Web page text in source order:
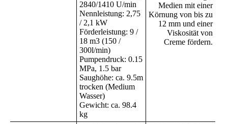
2840/1410 U/min
Nennleistung: 2,75
/ 2,1 kW
Förderleistung: 9 /
18 m3 (150 /
300l/min)
Pumpendruck: 0.15
MPa, 1.5 bar
Saughöhe: ca. 9.5m
trocken (Medium
Wasser)
Gewicht: ca. 98.4
kg
Medien mit einer
Körnung von bis zu
12 mm und einer
Viskosität von
Creme fördern.